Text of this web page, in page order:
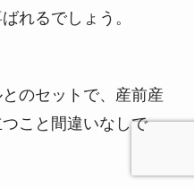
れるでしょう。
のセットで、産前産
こと間違いなしで